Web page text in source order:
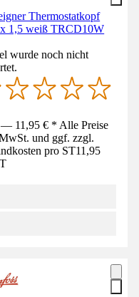
Thermostatkopf
1,5 weiß TRCD10W
wurde noch nicht
— 11,95 € * Alle Preise
und ggf. zzgl.
pro ST11,95